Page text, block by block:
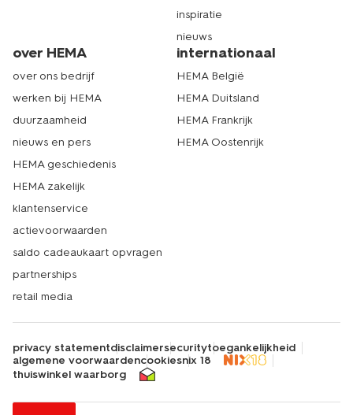
inspiratie
nieuws
over HEMA
over ons bedrijf
werken bij HEMA
duurzaamheid
nieuws en pers
HEMA geschiedenis
HEMA zakelijk
klantenservice
actievoorwaarden
saldo cadeaukaart opvragen
partnerships
retail media
internationaal
HEMA België
HEMA Duitsland
HEMA Frankrijk
HEMA Oostenrijk
privacy statementdisclaimersecuritytoegankelijkheid
algemene voorwaardencookiesnix 18
thuiswinkel waarborg